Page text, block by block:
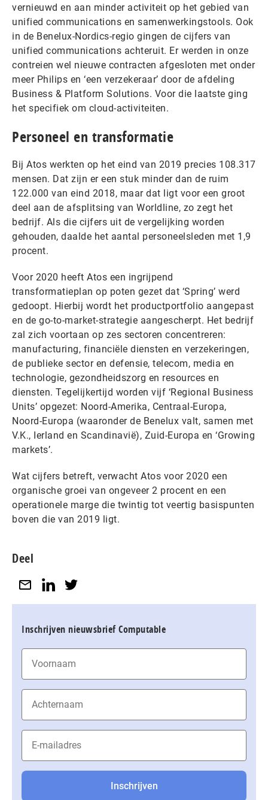
vernieuwd en aan minder activiteit op het gebied van
unified communications en samenwerkingstools. Ook
in de Benelux-Nordics-regio gingen de cijfers van
unified communications achteruit. Er werden in onze
contreien wel nieuwe contracten afgesloten met onder
meer Philips en ‘een verzekeraar’ door de afdeling
Business & Platform Solutions. Voor die laatste ging
het specifiek om cloud-activiteiten.
Personeel en transformatie
Bij Atos werkten op het eind van 2019 precies 108.317
mensen. Dat zijn er een stuk minder dan de ruim
122.000 van eind 2018, maar dat ligt voor een groot
deel aan de afsplitsing van Worldline, zo zegt het
bedrijf. Als die cijfers uit de vergelijking worden
gehouden, daalde het aantal personeelsleden met 1,9
procent.
Voor 2020 heeft Atos een ingrijpend
transformatieplan op poten gezet dat ‘Spring’ werd
gedoopt. Hierbij wordt het productportfolio aangepast
en de go-to-market-strategie aangescherpt. Het bedrijf
zal zich voortaan op zes sectoren concentreren:
manufacturing, financiële diensten en verzekeringen,
de publieke sector en defensie, telecom, media en
technologie, gezondheidszorg en resources en
diensten. Tegelijkertijd worden vijf ‘Regional Business
Units’ opgezet: Noord-Amerika, Centraal-Europa,
Noord-Europa (waaronder de Benelux valt, samen met
V.K., Ierland en Scandinavië), Zuid-Europa en ‘Growing
markets’.
Wat cijfers betreft, verwacht Atos voor 2020 een
organische groei van ongeveer 2 procent en een
operationele marge die twintig tot veertig basispunten
boven die van 2019 ligt.
Deel
Inschrijven nieuwsbrief Computable